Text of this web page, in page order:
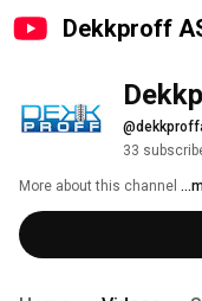
Dekkproff
33
More about this channel